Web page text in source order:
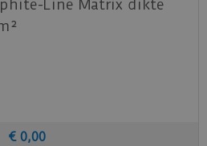
nieuwe vloer eruit ziet bij je
deze vloer bij vtwonen
Line Matrix dikte
€ 0,00